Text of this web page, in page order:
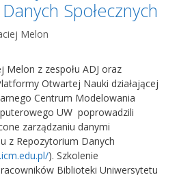
Społecznych
Melon
Melon z zespołu ADJ oraz
Otwartej Nauki działającej
Centrum Modelowania
UW poprowadzili
zarządzaniu danymi
z Repozytorium Danych
). Szkolenie
Biblioteki Uniwersytetu